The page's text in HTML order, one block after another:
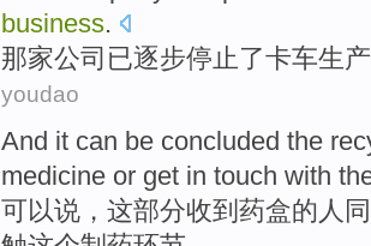
business.
那家公司 已逐步停止了卡车生
youdao
And it can be concluded the
medicine or get in touch with
可以说， 这部分收到 药盒的 人